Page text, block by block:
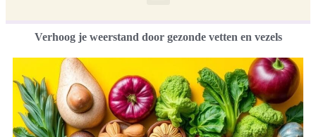
Verhoog je weerstand door gezonde vetten en vezels